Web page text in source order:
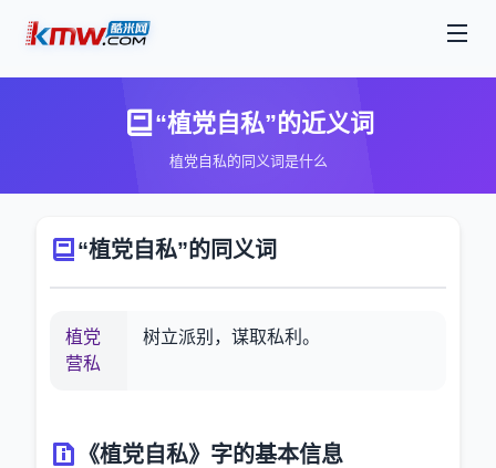
“植党自私”的近义词
植党自私的同义词是什么
“植党自私”的同义词
植党
营私
树立派别，谋取私利。
《植党自私》字的基本信息